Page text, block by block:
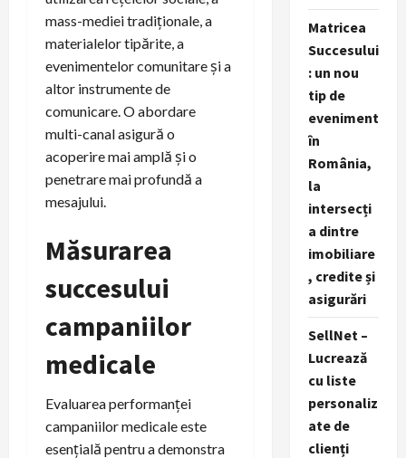
mass-mediei tradiționale, a
materialelor tipărite, a
evenimentelor comunitare și a
altor instrumente de
comunicare. O abordare
multi-canal asigură o
acoperire mai amplă și o
penetrare mai profundă a
mesajului.
Măsurarea
succesului
campaniilor
medicale
Evaluarea performanței
campaniilor medicale este
esențială pentru a demonstra
Matricea
Succesului
: un nou
tip de
eveniment
în
România,
la
intersecți
a dintre
imobiliare
, credite și
asigurări
SellNet –
Lucrează
cu liste
personaliz
ate de
clienți